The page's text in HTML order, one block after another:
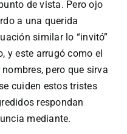
de vista. Pero ojo
a una querida
similar lo “invitó”
y este arrugó como el
pero que sirva
cuiden estos tristes
respondan
mediante.